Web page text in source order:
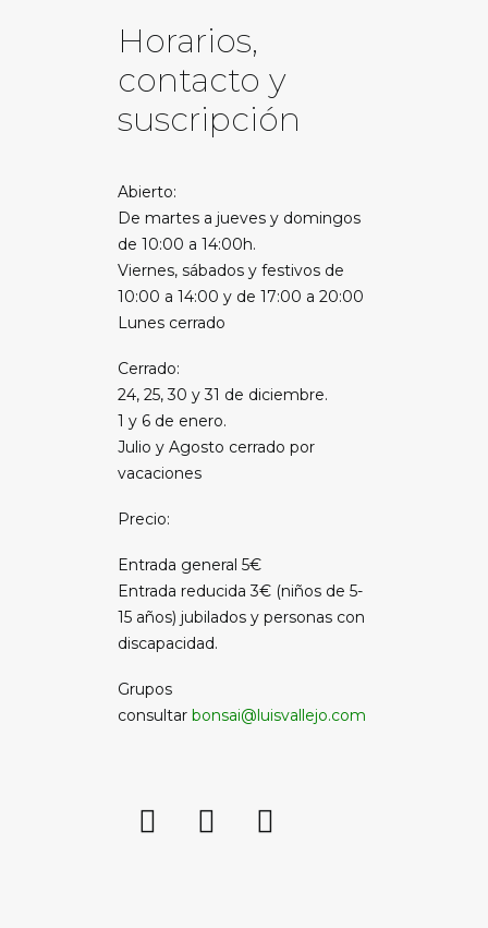
Horarios,
contacto y
suscripción
Abierto:
De martes a jueves y domingos
de 10:00 a 14:00h.
Viernes, sábados y festivos de
10:00 a 14:00 y de 17:00 a 20:00
Lunes cerrado
Cerrado:
24, 25, 30 y 31 de diciembre.
1 y 6 de enero.
Julio y Agosto cerrado por
vacaciones
Precio:
Entrada general 5€
Entrada reducida 3€ (niños de 5-
15 años) jubilados y personas con
discapacidad.
Grupos
consultar bonsai@luisvallejo.com